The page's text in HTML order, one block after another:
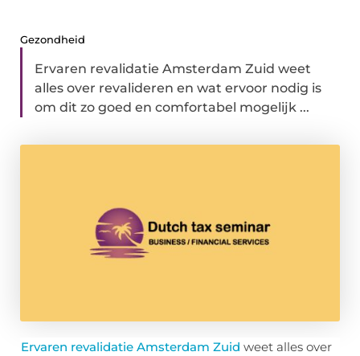
Gezondheid
Ervaren revalidatie Amsterdam Zuid weet
alles over revalideren en wat ervoor nodig is
om dit zo goed en comfortabel mogelijk ...
Ervaren revalidatie Amsterdam Zuid weet alles over